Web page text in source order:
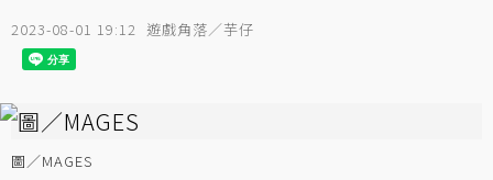
2023-08-01 19:12 遊戲角落／芋仔
圖／MAGES